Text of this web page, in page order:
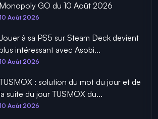
Monopoly GO du 10 Août 2026
Août 2026
à sa PS5 sur Steam Deck devient
intéressant avec Asobi...
Août 2026
: solution du mot du jour et de
suite du jour TUSMOX du...
Août 2026